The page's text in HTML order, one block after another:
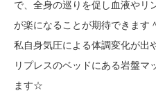
で、全身の巡りを促し血液やリ
が楽になることが期待できます
私自身気圧による体調変化が出
リプレスのベッドにある岩盤マ
ます☆